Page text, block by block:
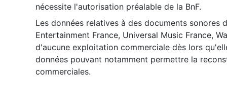
nécessite l'autorisation préalable de la BnF.
Les données relatives à des documents sonores
Entertainment France, Universal Music France,
d'aucune exploitation commerciale dès lors
données pouvant notamment permettre la
commerciales.